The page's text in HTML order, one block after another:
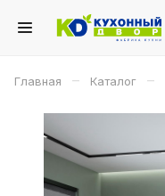
Главная – Каталог –